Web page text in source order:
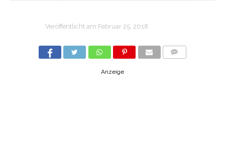
Veröffentlicht am Februar 25, 2018
Anzeige